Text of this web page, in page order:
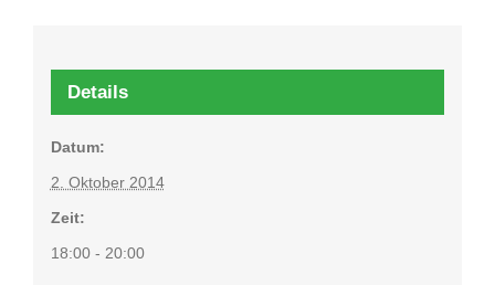
Details
Datum:
2. Oktober 2014
Zeit:
18:00 - 20:00